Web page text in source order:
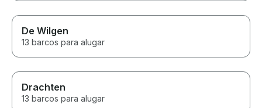
De Wilgen
13 barcos para alugar
Drachten
13 barcos para alugar